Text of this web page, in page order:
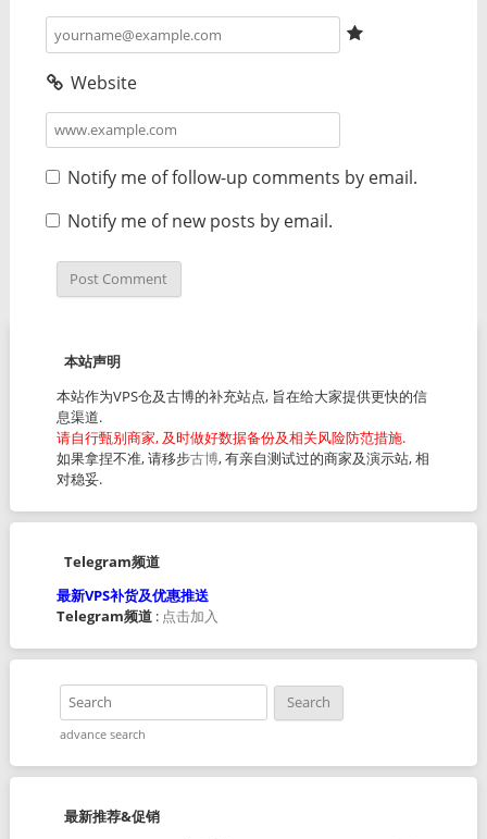
Website
Notify me of follow-up comments by email.
Notify me of new posts by email.
本站声明
本站作为VPS仓及古博的补充站点, 旨在给大家提供更快的信
息渠道.
请自行甄别商家, 及时做好数据备份及相关风险防范措施.
如果拿捏不准, 请移步古博, 有亲自测试过的商家及演示站, 相
对稳妥.
Telegram频道
最新VPS补货及优惠推送
Telegram频道: 点击加入
advance search
最新推荐&促销